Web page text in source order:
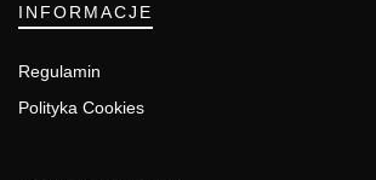
INFORMACJE
Regulamin
Polityka Cookies